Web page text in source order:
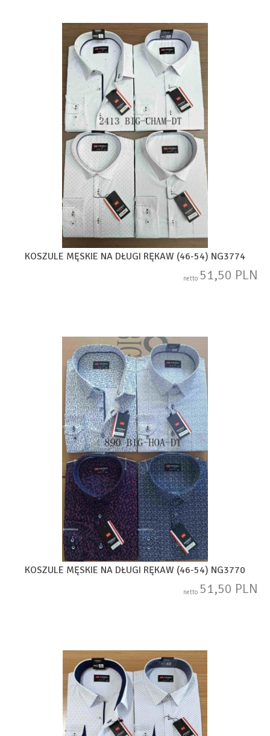
KOSZULE MĘSKIE NA DŁUGI RĘKAW (46-54) NG3774
netto 51,50 PLN
KOSZULE MĘSKIE NA DŁUGI RĘKAW (46-54) NG3770
netto 51,50 PLN